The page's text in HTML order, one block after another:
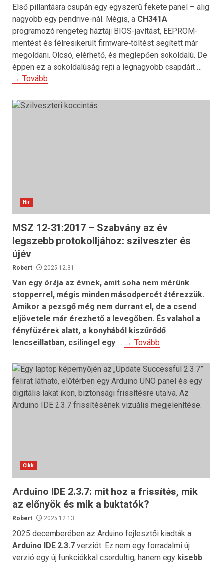
Első pillantásra csupán egy egyszerű fekete panel – alig
nagyobb egy pendrive-nál. Mégis, a CH341A
programozó rengeteg háztáji BIOS-javítást, EEPROM-
mentést és félresikerült firmware‑töltést segített már
megoldani. Olcsó, elérhető, és meglepően sokoldalú. De
éppen ez a sokoldalúság rejti a legnagyobb csapdáit …
→ Tovább
Hír
MSZ 12‑31:2017 – Szabvány az év
legszebb protokolljához: szilveszter és
újév
Robert 2025.12.31.
Van egy órája az évnek, amit soha nem mérünk
stopperrel, mégis minden másodpercét átérezzük.
Amikor a pezsgő még nem durrant el, de a csend
eljövetele már érezhető a levegőben. És valahol a
fényfüzérek alatt, a konyhából kiszűrődő
lencseillatban, csilingel egy … → Tovább
Cikk
Arduino IDE 2.3.7: mit hoz a frissítés, mik
az előnyök és mik a buktatók?
Robert 2025.12.13.
2025 decemberében az Arduino fejlesztői kiadták a
Arduino IDE 2.3.7 verziót. Ez nem egy forradalmi új
verzió egy új funkciókkal csordultig, hanem egy kisebb